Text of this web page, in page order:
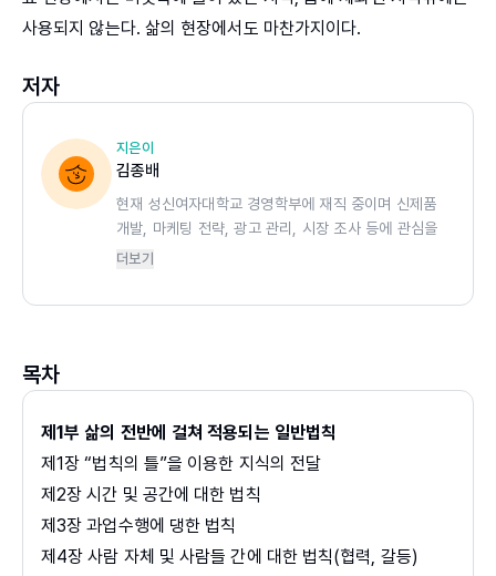
사용되지 않는다. 삶의 현장에서도 마찬가지이다.
저자
지은이
김종배
현재 성신여자대학교 경영학부에 재직 중이며 신제품
개발, 마케팅 전략, 광고 관리, 시장 조사 등에 관심을
가지고 있다. 저서로는 「생활 속에서 발견하는 마케팅」
화」(2011), 「2030 젊은이에게 전하고픈 삶의 법칙」
(2012년), 한국마케팅관리학회(2018년), 한국신용카
더보기
목차
제1부 삶의 전반에 걸쳐 적용되는 일반법칙
제1장 “법칙의 틀”을 이용한 지식의 전달
제2장 시간 및 공간에 대한 법칙
제3장 과업수행에 댕한 법칙
제4장 사람 자체 및 사람들 간에 대한 법칙(협력, 갈등)